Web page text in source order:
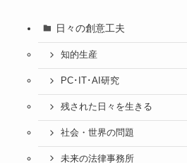
日々の創意工夫
知的生産
PC･IT･AI研究
残された日々を生きる
社会・世界の問題
未来の法律事務所